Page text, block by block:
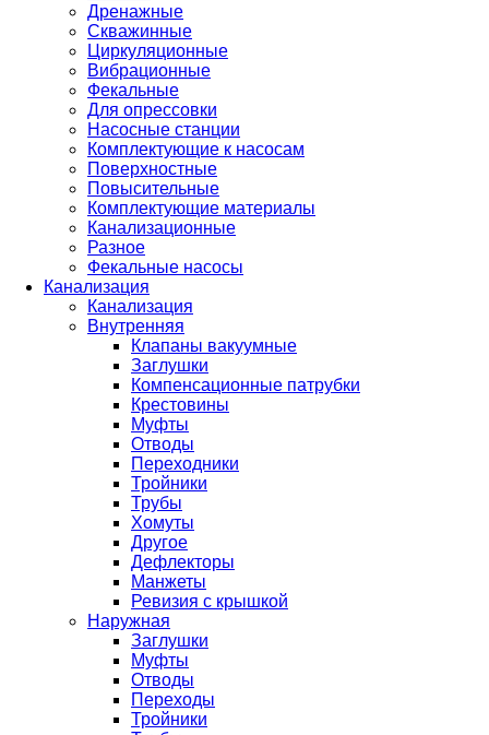
Дренажные
Скважинные
Циркуляционные
Вибрационные
Фекальные
Для опрессовки
Насосные станции
Комплектующие к насосам
Поверхностные
Повысительные
Комплектующие материалы
Канализационные
Разное
Фекальные насосы
Канализация
Канализация
Внутренняя
Клапаны вакуумные
Заглушки
Компенсационные патрубки
Крестовины
Муфты
Отводы
Переходники
Тройники
Трубы
Хомуты
Другое
Дефлекторы
Манжеты
Ревизия с крышкой
Наружная
Заглушки
Муфты
Отводы
Переходы
Тройники